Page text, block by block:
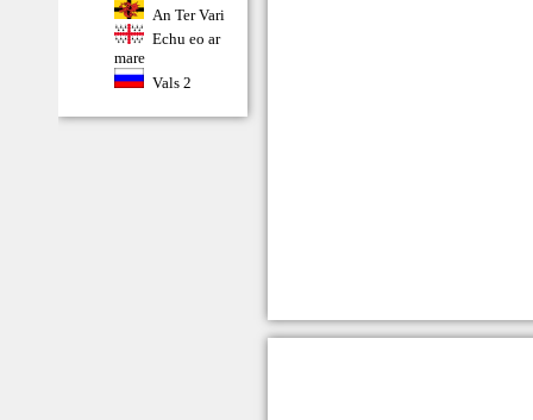
An Ter Vari
Echu eo ar
mare
Vals 2